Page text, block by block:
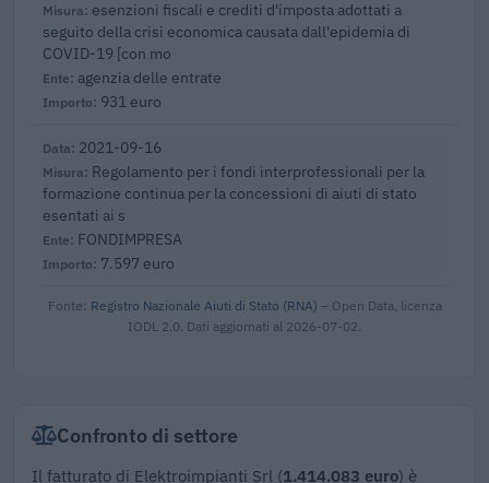
esenzioni fiscali e crediti d'imposta adottati a
seguito della crisi economica causata dall'epidemia di
COVID-19 [con mo
agenzia delle entrate
931 euro
2021-09-16
Regolamento per i fondi interprofessionali per la
formazione continua per la concessioni di aiuti di stato
esentati ai s
FONDIMPRESA
7.597 euro
Fonte: Registro Nazionale Aiuti di Stato (RNA) – Open Data, licenza
IODL 2.0. Dati aggiornati al 2026-07-02.
Confronto di settore
Il fatturato di Elektroimpianti Srl (1.414.083 euro) è